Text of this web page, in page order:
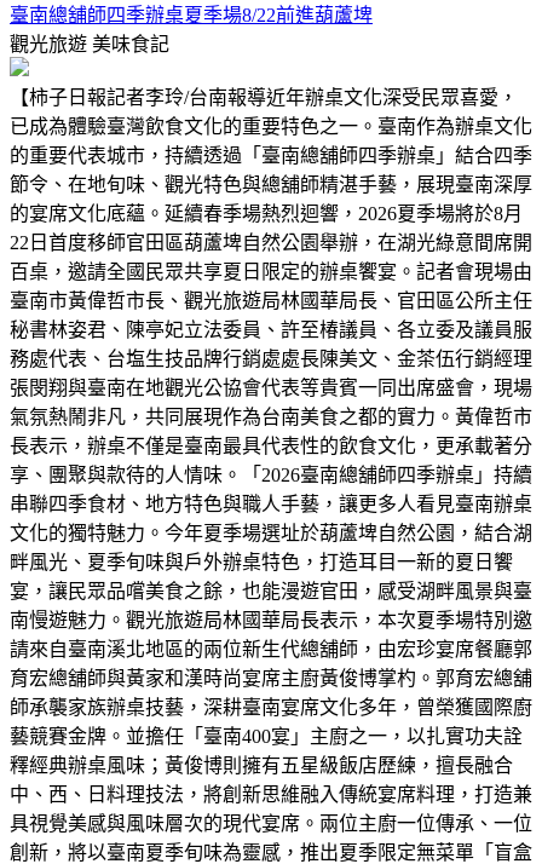
臺南總舖師四季辦桌夏季場8/22前進葫蘆埤
觀光旅遊 美味食記
【柿子日報記者李玲/台南報導近年辦桌文化深受民眾喜愛，
已成為體驗臺灣飲食文化的重要特色之一。臺南作為辦桌文化
的重要代表城市，持續透過「臺南總舖師四季辦桌」結合四季
節令、在地旬味、觀光特色與總舖師精湛手藝，展現臺南深厚
的宴席文化底蘊。延續春季場熱烈迴響，2026夏季場將於8月
22日首度移師官田區葫蘆埤自然公園舉辦，在湖光綠意間席開
百桌，邀請全國民眾共享夏日限定的辦桌饗宴。記者會現場由
臺南市黃偉哲市長、觀光旅遊局林國華局長、官田區公所主任
秘書林姿君、陳亭妃立法委員、許至椿議員、各立委及議員服
務處代表、台塩生技品牌行銷處處長陳美文、金茶伍行銷經理
張閔翔與臺南在地觀光公協會代表等貴賓一同出席盛會，現場
氣氛熱鬧非凡，共同展現作為台南美食之都的實力。黃偉哲市
長表示，辦桌不僅是臺南最具代表性的飲食文化，更承載著分
享、團聚與款待的人情味。「2026臺南總舖師四季辦桌」持續
串聯四季食材、地方特色與職人手藝，讓更多人看見臺南辦桌
文化的獨特魅力。今年夏季場選址於葫蘆埤自然公園，結合湖
畔風光、夏季旬味與戶外辦桌特色，打造耳目一新的夏日饗
宴，讓民眾品嚐美食之餘，也能漫遊官田，感受湖畔風景與臺
南慢遊魅力。觀光旅遊局林國華局長表示，本次夏季場特別邀
請來自臺南溪北地區的兩位新生代總舖師，由宏珍宴席餐廳郭
育宏總舖師與黃家和漢時尚宴席主廚黃俊博掌杓。郭育宏總舖
師承襲家族辦桌技藝，深耕臺南宴席文化多年，曾榮獲國際廚
藝競賽金牌。並擔任「臺南400宴」主廚之一，以扎實功夫詮
釋經典辦桌風味；黃俊博則擁有五星級飯店歷練，擅長融合
中、西、日料理技法，將創新思維融入傳統宴席料理，打造兼
具視覺美感與風味層次的現代宴席。兩位主廚一位傳承、一位
創新，將以臺南夏季旬味為靈感，推出夏季限定無菜單「盲盒